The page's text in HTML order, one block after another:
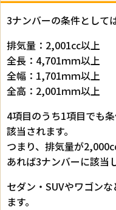
3ナンバーの条件として
排気量：2,001㏄以上
全長：4,701ｍｍ以上
全幅：1,701ｍｍ以上
全高：2,001ｍｍ以上
4項目のうち1項目でも
該当されます。
つまり、排気量が2,000
あれば3ナンバーに該当
セダン・SUVやワゴン
ます。